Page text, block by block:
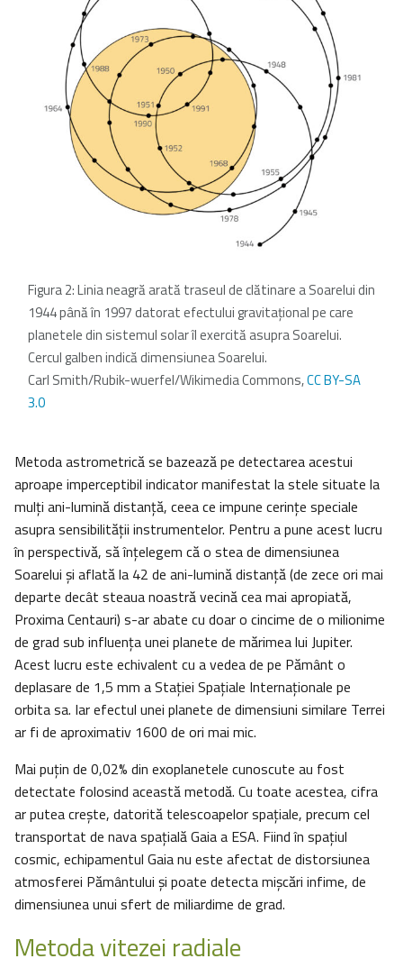
Figura 2: Linia neagră arată traseul de clătinare a Soarelui din
1944 până în 1997 datorat efectului gravitaţional pe care
planetele din sistemul solar îl exercită asupra Soarelui.
Cercul galben indică dimensiunea Soarelui.
Carl Smith/Rubik-wuerfel/Wikimedia Commons,CC BY-SA
3.0
Metoda astrometrică se bazează pe detectarea acestui
aproape imperceptibil indicator manifestat la stele situate la
mulți ani-lumină distanță, ceea ce impune cerințe speciale
asupra sensibilității instrumentelor. Pentru a pune acest lucru
în perspectivă, să înţelegem că o stea de dimensiunea
Soarelui şi aflată la 42 de ani-lumină distanță (de zece ori mai
departe decât steaua noastră vecină cea mai apropiată,
Proxima Centauri) s-ar abate cu doar o cincime de o milionime
de grad sub influența unei planete de mărimea lui Jupiter.
Acest lucru este echivalent cu a vedea de pe Pământ o
deplasare de 1,5 mm a Stației Spațiale Internaționale pe
orbita sa. Iar efectul unei planete de dimensiuni similare Terrei
ar fi de aproximativ 1600 de ori mai mic.
Mai puțin de 0,02% din exoplanetele cunoscute au fost
detectate folosind această metodă. Cu toate acestea, cifra
ar putea crește, datorită telescoapelor spațiale, precum cel
transportat de nava spațială Gaia a ESA. Fiind în spaţiul
cosmic, echipamentul Gaia nu este afectat de distorsiunea
atmosferei Pământului și poate detecta mișcări infime, de
dimensiunea unui sfert de miliardime de grad.
Metoda vitezei radiale